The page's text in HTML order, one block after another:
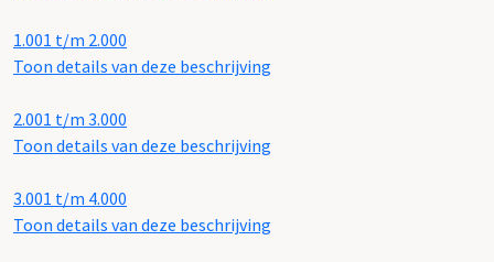
1.001 t/m 2.000
Toon details van deze beschrijving
2.001 t/m 3.000
Toon details van deze beschrijving
3.001 t/m 4.000
Toon details van deze beschrijving